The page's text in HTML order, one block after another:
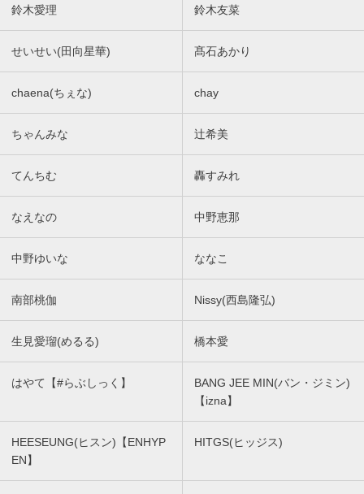
鈴木愛理 鈴木友菜
せいせい(田向星華) 髙石あかり
chaena(ちぇな) chay
ちゃんみな 辻希美
てんちむ 轟すみれ
なえなの 中野恵那
中野ゆいな ななこ
南部桃伽 Nissy(西島隆弘)
生見愛瑠(めるる) 橋本愛
はやて【#らぶしっく】
BANG JEE MIN(バン・ジミン)
【izna】
HEESEUNG(ヒスン)【ENHYP
EN】
HITGS(ヒッジス)